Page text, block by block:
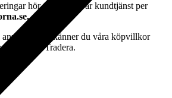
hör av dig till vår kundtjänst per
.
annonser godkänner du våra köpvillkor
här på Tradera.